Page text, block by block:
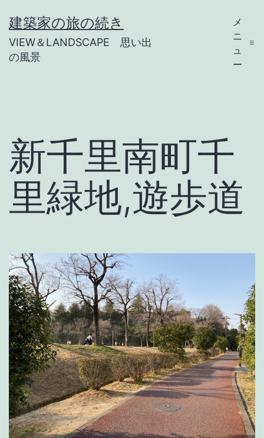
ン
ッ
建築家の旅の続き
VIEW＆LANDSCAPE 思い出
の風景
メ
ニ
ュ
ー
新千里南町千
里緑地,遊歩道